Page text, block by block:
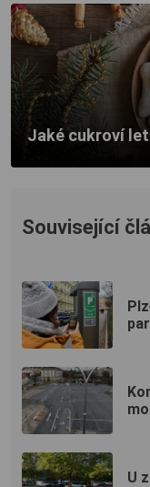
Jaké cukroví
Související
U